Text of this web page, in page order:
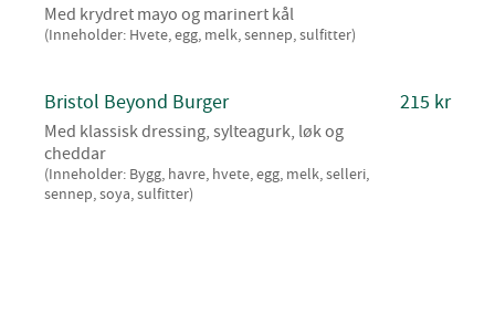
Med krydret mayo og marinert kål
(Inneholder: Hvete, egg, melk, sennep, sulfitter)
Bristol Beyond Burger
Med klassisk dressing, sylteagurk, løk og
cheddar
(Inneholder: Bygg, havre, hvete, egg, melk, selleri,
sennep, soya, sulfitter)
215 kr